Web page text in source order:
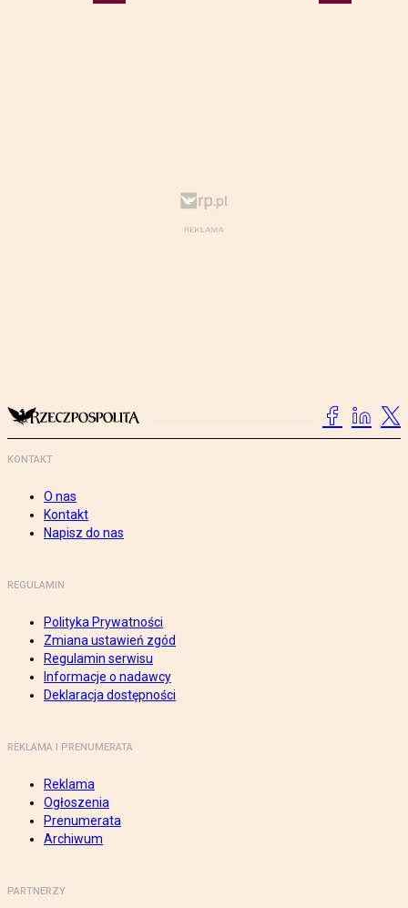
KONTAKT
O nas
Kontakt
Napisz do nas
REGULAMIN
Polityka Prywatności
Zmiana ustawień zgód
Regulamin serwisu
Informacje o nadawcy
Deklaracja dostępności
REKLAMA I PRENUMERATA
Reklama
Ogłoszenia
Prenumerata
Archiwum
PARTNERZY